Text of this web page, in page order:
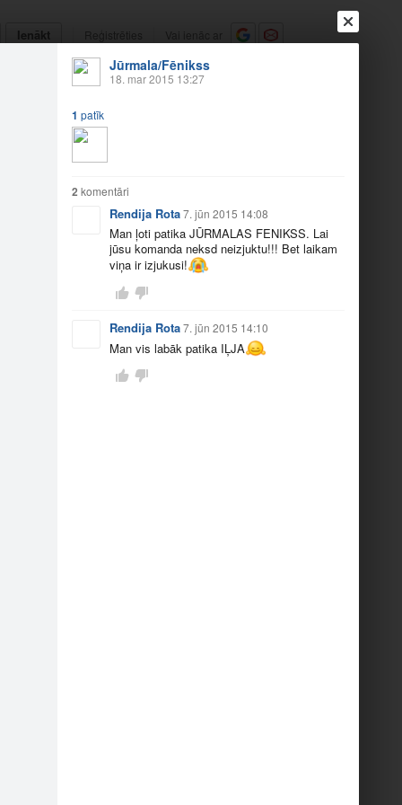
Ienākt Reģistrēties Vai ienāc ar
Draugi Raksti Vēstules
78:77
Jūrmala/Fēnikss
18. mar 2015 13:27
1 patīk
2 komentāri
Rendija Rota7. jūn 2015 14:08
Man ļoti patika JŪRMALAS FENIKSS. Lai
jūsu komanda neksd neizjuktu!!! Bet laikam
viņa ir izjukusi!
Rendija Rota7. jūn 2015 14:10
Man vis labāk patika IĻJA